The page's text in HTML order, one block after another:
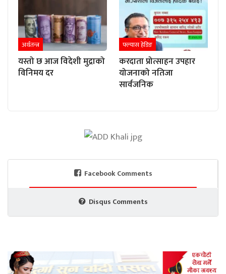
अर्थतन्त्र
यस्तो छ आज विदेशी मुद्राको
विनिमय दर
फ्ल्यास हेडिङ
करदाता प्रोत्साहन उपहार
योजनाको नतिजा
सार्वजनिक
Facebook Comments
Disqus Comments